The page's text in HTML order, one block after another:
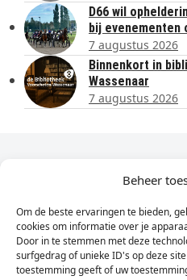
Beheer
Om de beste ervaringen te bieden,
cookies om informatie over je
Door in te stemmen met deze
surfgedrag of unieke ID's op deze
toestemming geeft of uw
D66 wil
bij evenementen
7 augustus 2026
Binnenkort in
Wassenaar
7 augustus 2026
Dagelijks het
Vul
hier
je
e-